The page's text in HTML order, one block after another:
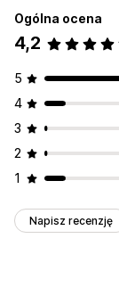
Ogólna ocena
4,2
5
4
3
2
1
Napisz recenzję